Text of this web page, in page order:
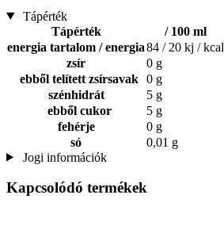
Tápérték
Tápérték
/ 100 ml
energia tartalom / energia84 / 20 kj / kcal
zsír
0 g
ebből telített zsírsavak 0 g
szénhidrát
5 g
ebből cukor
5 g
fehérje
0 g
só
0,01 g
Jogi információk
Kapcsolódó termékek